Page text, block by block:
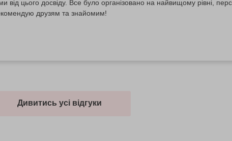
від цього досвіду. Все було організовано на найвищому рівні,
друзям та знайомим!
Дивитись усі відгуки